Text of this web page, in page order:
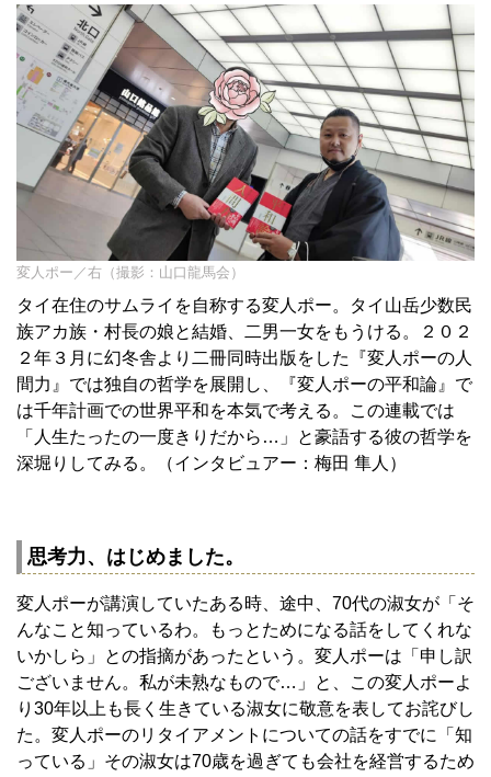
変人ポー／右（撮影：山口龍馬会）
タイ在住のサムライを自称する変人ポー。タイ山岳少数民
族アカ族・村長の娘と結婚、二男一女をもうける。２０２
２年３月に幻冬舎より二冊同時出版をした『変人ポーの人
間力』では独自の哲学を展開し、『変人ポーの平和論』で
は千年計画での世界平和を本気で考える。この連載では
「人生たったの一度きりだから…」と豪語する彼の哲学を
深堀りしてみる。（インタビュアー：梅田 隼人）
思考力、はじめました。
変人ポーが講演していたある時、途中、70代の淑女が「そ
んなこと知っているわ。もっとためになる話をしてくれな
いかしら」との指摘があったという。変人ポーは「申し訳
ございません。私が未熟なもので…」と、この変人ポーよ
り30年以上も長く生きている淑女に敬意を表してお詫びし
た。変人ポーのリタイアメントについての話をすでに「知
っている」その淑女は70歳を過ぎても会社を経営するため